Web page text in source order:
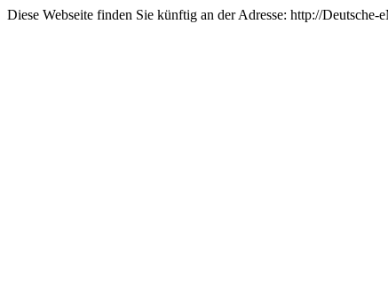
Diese Webseite finden Sie künftig an der Adresse: http://